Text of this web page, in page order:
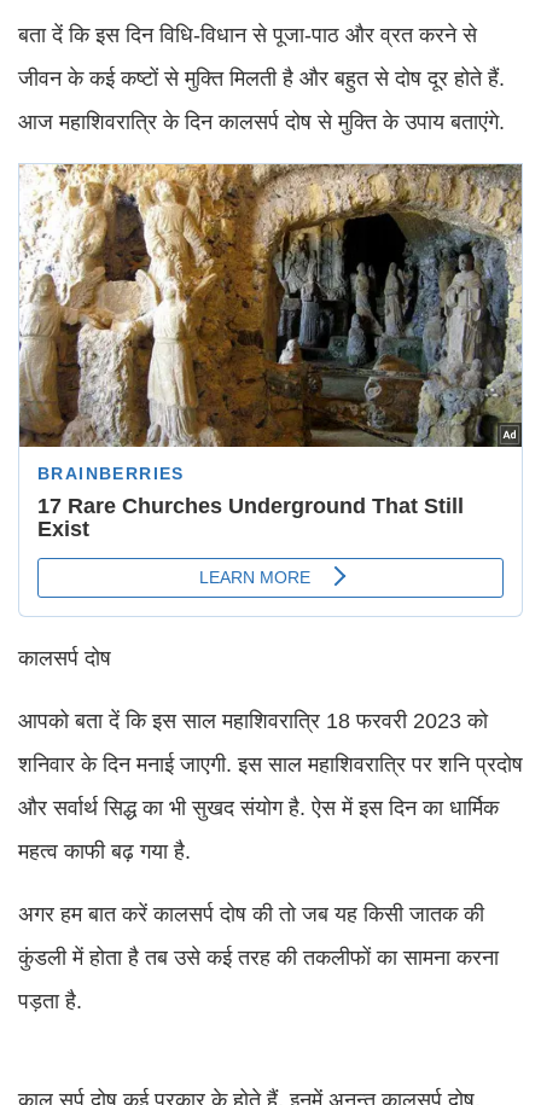
बता दें कि इस दिन विधि-विधान से पूजा-पाठ और व्रत करने से
जीवन के कई कष्टों से मुक्ति मिलती है और बहुत से दोष दूर होते हैं.
आज महाशिवरात्रि के दिन कालसर्प दोष से मुक्ति के उपाय बताएंगे.
कालसर्प दोष
आपको बता दें कि इस साल महाशिवरात्रि 18 फरवरी 2023 को
शनिवार के दिन मनाई जाएगी. इस साल महाशिवरात्रि पर शनि प्रदोष
और सर्वार्थ सिद्ध का भी सुखद संयोग है. ऐस में इस दिन का धार्मिक
महत्व काफी बढ़ गया है.
अगर हम बात करें कालसर्प दोष की तो जब यह किसी जातक की
कुंडली में होता है तब उसे कई तरह की तकलीफों का सामना करना
पड़ता है.
काल सर्प दोष कई प्रकार के होते हैं. इनमें अनन्त कालसर्प दोष,